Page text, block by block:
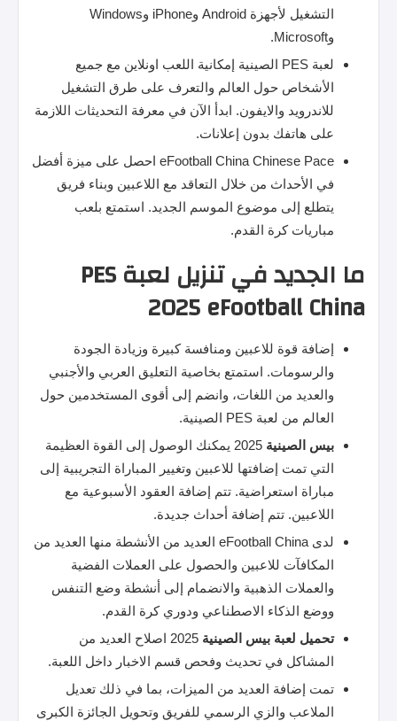
التشغيل لأجهزة Android وiPhone وWindows
وMicrosoft.
لعبة PES الصينية إمكانية اللعب اونلاين مع جميع
الأشخاص حول العالم والتعرف على طرق التشغيل
للاندرويد والايفون. ابدأ الآن في معرفة التحديثات اللازمة
على هاتفك بدون إعلانات.
eFootball China Chinese Pace احصل على ميزة أفضل
في الأحداث من خلال التعاقد مع اللاعبين وبناء فريق
يتطلع إلى موضوع الموسم الجديد. استمتع بلعب
مباريات كرة القدم.
ما الجديد في تنزيل لعبة PES
2025 eFootball China
إضافة قوة للاعبين ومنافسة كبيرة وزيادة الجودة
والرسومات. استمتع بخاصية التعليق العربي والأجنبي
والعديد من اللغات، وانضم إلى أقوى المستخدمين حول
العالم من لعبة PES الصينية.
بيس الصينية
2025 يمكنك الوصول إلى القوة العظيمة
التي تمت إضافتها للاعبين وتغيير المباراة التجريبية إلى
مباراة استعراضية. تتم إضافة العقود الأسبوعية مع
اللاعبين. تتم إضافة أحداث جديدة.
لدى eFootball China العديد من الأنشطة منها العديد من
المكافآت للاعبين والحصول على العملات الفضية
والعملات الذهبية والانضمام إلى أنشطة وضع التنفس
ووضع الذكاء الاصطناعي ودوري كرة القدم.
تحميل لعبة بيس الصينية
2025 اصلاح العديد من
المشاكل في تحديث وفحص قسم الاخبار داخل اللعبة.
تمت إضافة العديد من الميزات، بما في ذلك تعديل
الملاعب والزي الرسمي للفريق وتحويل الجائزة الكبرى